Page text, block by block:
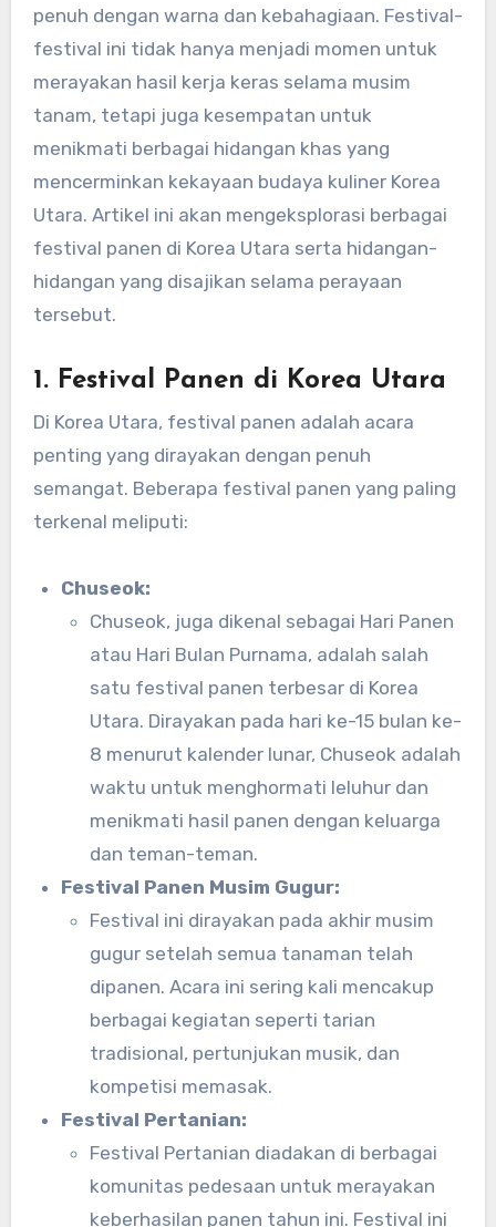
penuh dengan warna dan kebahagiaan. Festival-
festival ini tidak hanya menjadi momen untuk
merayakan hasil kerja keras selama musim
tanam, tetapi juga kesempatan untuk
menikmati berbagai hidangan khas yang
mencerminkan kekayaan budaya kuliner Korea
Utara. Artikel ini akan mengeksplorasi berbagai
festival panen di Korea Utara serta hidangan-
hidangan yang disajikan selama perayaan
tersebut.
1. Festival Panen di Korea Utara
Di Korea Utara, festival panen adalah acara
penting yang dirayakan dengan penuh
semangat. Beberapa festival panen yang paling
terkenal meliputi:
Chuseok:
Chuseok, juga dikenal sebagai Hari Panen
atau Hari Bulan Purnama, adalah salah
satu festival panen terbesar di Korea
Utara. Dirayakan pada hari ke-15 bulan ke-
8 menurut kalender lunar, Chuseok adalah
waktu untuk menghormati leluhur dan
menikmati hasil panen dengan keluarga
dan teman-teman.
Festival Panen Musim Gugur:
Festival ini dirayakan pada akhir musim
gugur setelah semua tanaman telah
dipanen. Acara ini sering kali mencakup
berbagai kegiatan seperti tarian
tradisional, pertunjukan musik, dan
kompetisi memasak.
Festival Pertanian:
Festival Pertanian diadakan di berbagai
komunitas pedesaan untuk merayakan
keberhasilan panen tahun ini. Festival ini